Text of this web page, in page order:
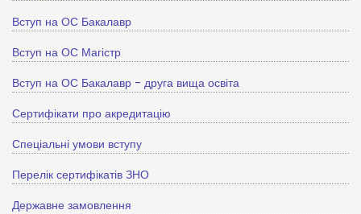
Вступ на ОС Бакалавр
Вступ на ОС Магістр
Вступ на ОС Бакалавр - друга вища освіта
Сертифікати про акредитацію
Спеціальні умови вступу
Перелік сертифікатів ЗНО
Державне замовлення